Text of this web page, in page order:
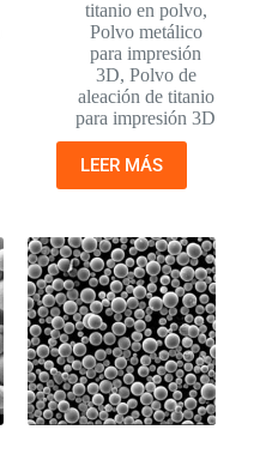
titanio en polvo,
Polvo metálico
para impresión
3D, Polvo de
aleación de titanio
para impresión 3D
LEER MÁS